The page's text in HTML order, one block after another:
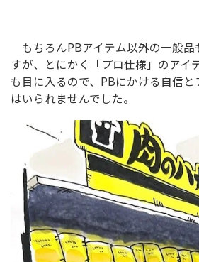
もちろんPBアイテム以外の一般品
すが、とにかく「プロ仕様」のアイ
も目に入るので、PBにかける自信
はいられませんでした。